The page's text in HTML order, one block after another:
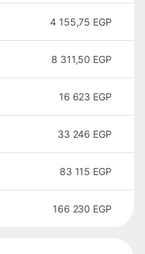
4 155,75 EGP
8 311,50 EGP
16 623 EGP
33 246 EGP
83 115 EGP
166 230 EGP